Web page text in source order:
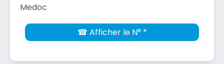
Medoc
☎ Afficher le N° *